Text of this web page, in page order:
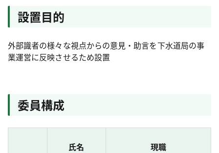
設置目的
外部識者の様々な視点からの意見・助言を下水道局の事
業運営に反映させるため設置
委員構成
氏名 現職